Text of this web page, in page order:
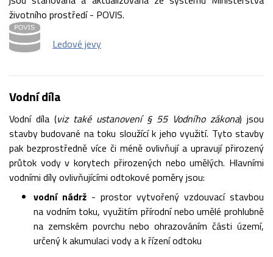
životního prostředí - POVIS.
Ledové jevy
Vodní díla
Vodní díla (viz také ustanovení § 55 Vodního zákona) jsou
stavby budované na toku sloužící k jeho využití. Tyto stavby
pak bezprostředně více či méně ovlivňují a upravují přirozený
průtok vody v korytech přirozených nebo umělých. Hlavními
vodními díly ovlivňujícími odtokové poměry jsou:
vodní nádrž - prostor vytvořený vzdouvací stavbou
na vodním toku, využitím přírodní nebo umělé prohlubně
na zemském povrchu nebo ohrazováním části území,
určený k akumulaci vody a k řízení odtoku